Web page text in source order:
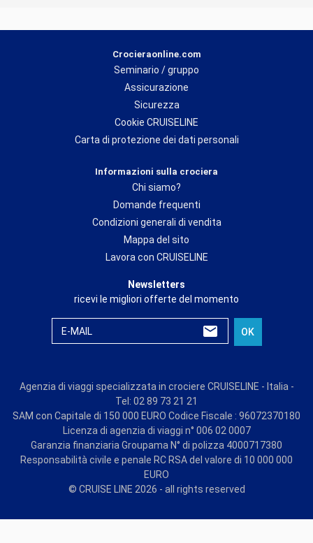
Crocieraonline.com
Seminario / gruppo
Assicurazione
Sicurezza
Cookie CRUISELINE
Carta di protezione dei dati personali
Informazioni sulla crociera
Chi siamo?
Domande frequenti
Condizioni generali di vendita
Mappa del sito
Lavora con CRUISELINE
Newsletters
ricevi le migliori offerte del momento
E-MAIL OK
Agenzia di viaggi specializzata in crociere CRUISELINE - Italia -
Tel: 02 89 73 21 21
SAM con Capitale di 150 000 EURO Codice Fiscale : 96072370180
Licenza di agenzia di viaggi n° 006 02 0007
Garanzia finanziaria Groupama N° di polizza 4000717380
Responsabilità civile e penale RC RSA del valore di 10 000 000
EURO
© CRUISE LINE 2026 - all rights reserved